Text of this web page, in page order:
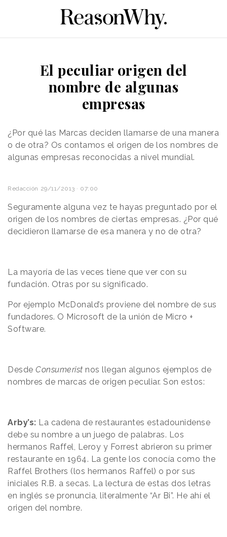
El peculiar origen del
nombre de algunas
empresas
¿Por qué las Marcas deciden llamarse de una manera
o de otra? Os contamos el origen de los nombres de
algunas empresas reconocidas a nivel mundial.
Redacción 29/11/2013 · 07:00
Seguramente alguna vez te hayas preguntado por el
origen de los nombres de ciertas empresas. ¿Por qué
decidieron llamarse de esa manera y no de otra?
La mayoría de las veces tiene que ver con su
fundación. Otras por su significado.
Por ejemplo McDonald’s proviene del nombre de sus
fundadores. O Microsoft de la unión de Micro +
Software.
Desde Consumerist nos llegan algunos ejemplos de
nombres de marcas de origen peculiar. Son estos:
Arby’s: La cadena de restaurantes estadounidense
debe su nombre a un juego de palabras. Los
hermanos Raffel, Leroy y Forrest abrieron su primer
restaurante en 1964. La gente los conocía como the
Raffel Brothers (los hermanos Raffel) o por sus
iniciales R.B. a secas. La lectura de estas dos letras
en inglés se pronuncia, literalmente “Ar Bi”. He ahí el
origen del nombre.